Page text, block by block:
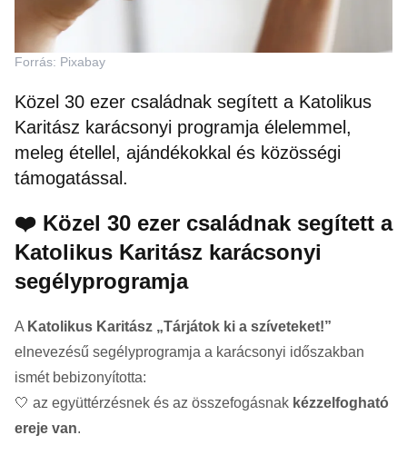
Forrás: Pixabay
Közel 30 ezer családnak segített a Katolikus
Karitász karácsonyi programja élelemmel,
meleg étellel, ajándékokkal és közösségi
támogatással.
❤️ Közel 30 ezer családnak segített a
Katolikus Karitász karácsonyi
segélyprogramja
A Katolikus Karitász „Tárjátok ki a szíveteket!”
elnevezésű segélyprogramja a karácsonyi időszakban
ismét bebizonyította:
🤍 az együttérzésnek és az összefogásnak kézzelfogható
ereje van.